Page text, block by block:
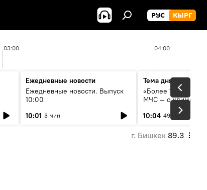
РУС КЫРГ
03:00 04:00
Ежедневные новости
Ежедневные новости. Выпуск
10:00
10:01 3 мин
Тема дня
«Более 1200 сёл в
МЧС — о климате,
системе
населения
10:04 49 мин
г. Бишкек 89.3